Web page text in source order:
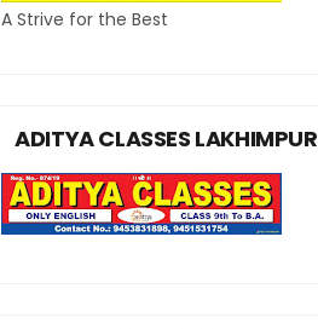
A Strive for the Best
ADITYA CLASSES LAKHIMPUR